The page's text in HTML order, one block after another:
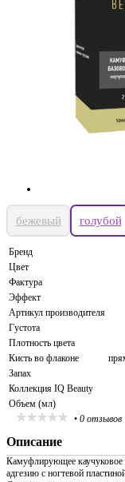
бежевый голубой
Бренд
Цвет
Фактура
Эффект
Артикул производителя
Густота
Плотность цвета
Кисть во флаконе
Запах
Коллекция IQ Beauty
Объем (мл)
• 0 отзывов
Описание
Камуфлирующее каучуковое
адгезию с ногтевой